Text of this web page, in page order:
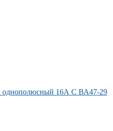
однополюсный 16А C ВА47-29